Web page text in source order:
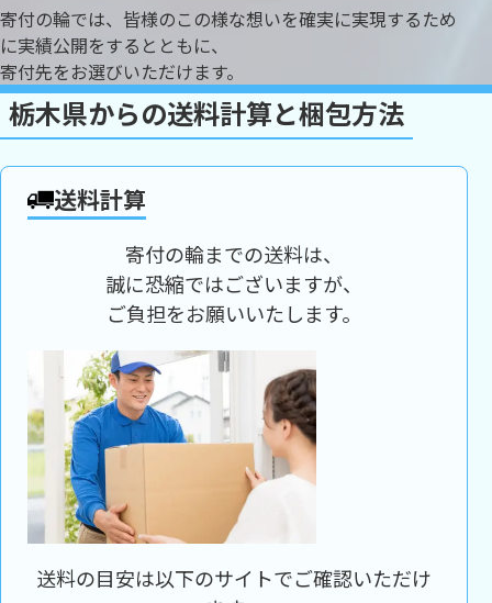
寄付の輪では、皆様のこの様な想いを確実に実現するため
に実績公開をするとともに、
寄付先をお選びいただけます。
栃木県からの送料計算と梱包方法
送料計算
寄付の輪までの送料は、
誠に恐縮ではございますが、
ご負担をお願いいたします。
送料の目安は以下のサイトでご確認いただけ